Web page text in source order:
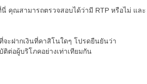
คุณสามารถตรวจสอบได้ว่ามี RTP หรือไม่ และ
ะฝากเงินที่คาสิโนใดๆ โปรดยืนยันว่า
ต่อผู้บริโภคอย่างเท่าเทียมกัน